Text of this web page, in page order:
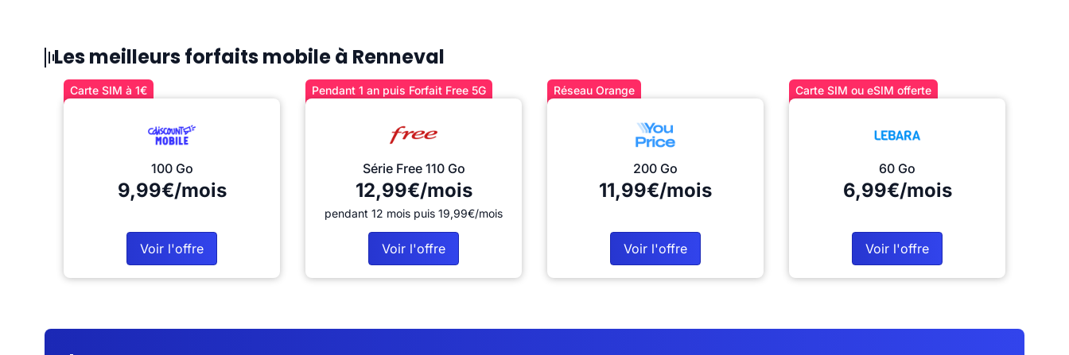
Les meilleurs forfaits mobile à Renneval
Carte SIM à 1€
100 Go
9,99€/mois
Voir l'offre
Pendant 1 an puis Forfait Free 5G
Série Free 110 Go
12,99€/mois
pendant 12 mois puis 19,99€/mois
Voir l'offre
Réseau Orange
200 Go
11,99€/mois
Voir l'offre
Carte SIM ou eSIM offerte
60 Go
6,99€/mois
Voir l'offre